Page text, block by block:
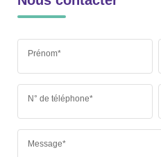
Prénom*
N° de téléphone*
Message*